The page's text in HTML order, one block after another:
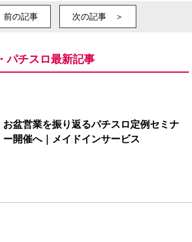
の記事 次の記事 ＞
パチスロ最新記事
お盆営業を振り返るパチスロ定例セミナ
ー開催へ｜メイドインサービス